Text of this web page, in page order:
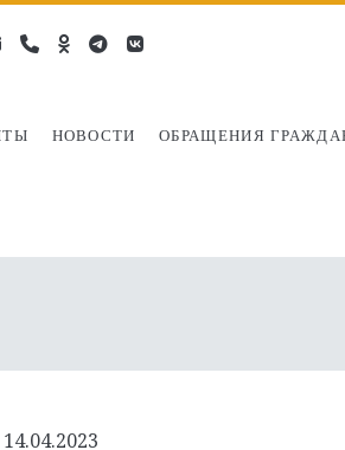
НОВОСТИ ОБРАЩЕНИЯ
emailphone
ok- telegram
vk
14.04.2023